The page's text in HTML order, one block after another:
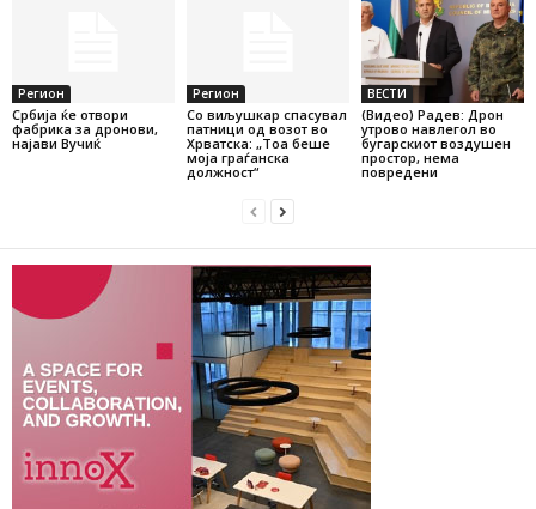
Регион
Србија ќе отвори
фабрика за дронови,
најави Вучиќ
Регион
Со виљушкар спасувал
патници од возот во
Хрватска: „Тоа беше
моја граѓанска
должност“
ВЕСТИ
(Видео) Радев: Дрон
утрово навлегол во
бугарскиот воздушен
простор, нема
повредени